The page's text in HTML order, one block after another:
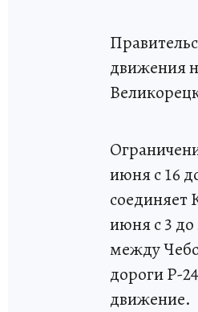
движения
июня с 16
соединяет
июня с 3 до
между
дороги Р-
движение.